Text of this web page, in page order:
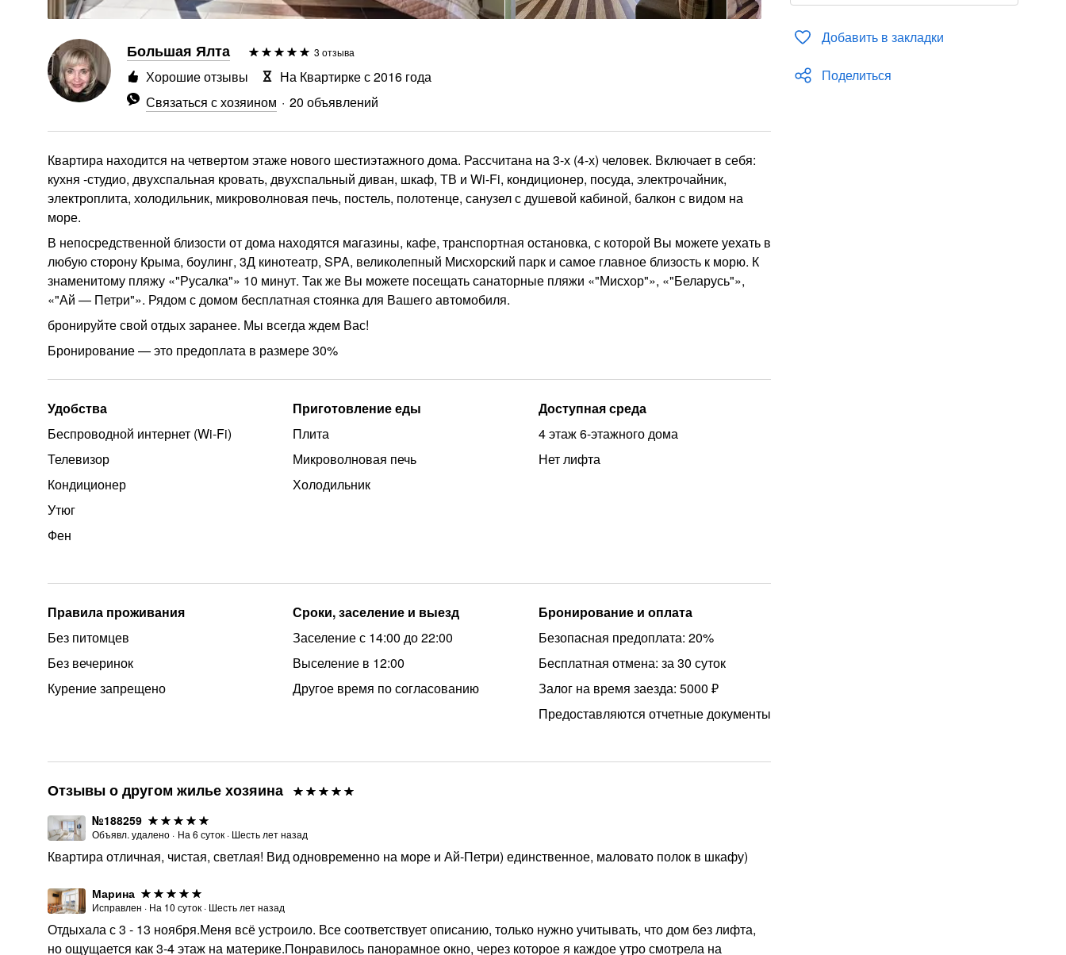
Добавить в закладки
Поделиться
Большая Ялта 3 отзыва
Связаться с хозяином 20 объявлений
Хорошие отзывы На Квартирке с 2016 года
Квартира находится на четвертом этаже нового шестиэтажного дома. Рассчитана на 3-х (4-х) человек. Включает в себя:
кухня -студио, двухспальная кровать, двухспальный диван, шкаф, ТВ и Wi-Fi, кондиционер, посуда, электрочайник,
электроплита, холодильник, микроволновая печь, постель, полотенце, санузел с душевой кабиной, балкон с видом на
море.
В непосредственной близости от дома находятся магазины, кафе, транспортная остановка, с которой Вы можете уехать в
любую сторону Крыма, боулинг, 3Д кинотеатр, SPA, великолепный Мисхорский парк и самое главное близость к морю. К
знаменитому пляжу «"Русалка"» 10 минут. Так же Вы можете посещать санаторные пляжи «"Мисхор"», «"Беларусь"»,
«"Ай — Петри"». Рядом с домом бесплатная стоянка для Вашего автомобиля.
бронируйте свой отдых заранее. Мы всегда ждем Вас!
Бронирование — это предоплата в размере 30%
Удобства
Беспроводной интернет (Wi‑Fi)
Телевизор
Кондиционер
Утюг
Фен
Приготовление еды
Плита
Микроволновая печь
Холодильник
Доступная среда
4 этаж 6-этажного дома
Нет лифта
Правила проживания
Без питомцев
Без вечеринок
Курение запрещено
Сроки, заселение и выезд
Заселение с 14:00 до 22:00
Выселение в 12:00
Другое время по согласованию
Бронирование и оплата
Безопасная предоплата: 20%
Бесплатная отмена: за 30 суток
Залог на время заезда: 5000 ₽
Предоставляются отчетные документы
Отзывы о другом жилье хозяина
№188259
Объявл. удалено · На 6 суток · Шесть лет назад
Квартира отличная, чистая, светлая! Вид одновременно на море и Ай-Петри) единственное, маловато полок в шкафу)
Марина
Исправлен · На 10 суток · Шесть лет назад
Отдыхала с 3 - 13 ноября.Меня всё устроило. Все соответствует описанию, только нужно учитывать, что дом без лифта,
но ощущается как 3-4 этаж на материке.Понравилось панорамное окно, через которое я каждое утро смотрела на